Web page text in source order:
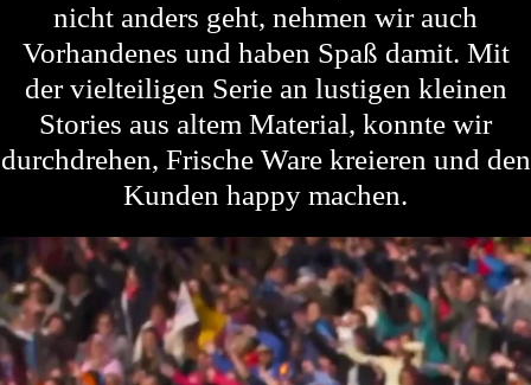
nicht anders geht, nehmen wir auch
Vorhandenes und haben Spaß damit. Mit
der vielteiligen Serie an lustigen kleinen
Stories aus altem Material, konnte wir
durchdrehen, Frische Ware kreieren und den
Kunden happy machen.